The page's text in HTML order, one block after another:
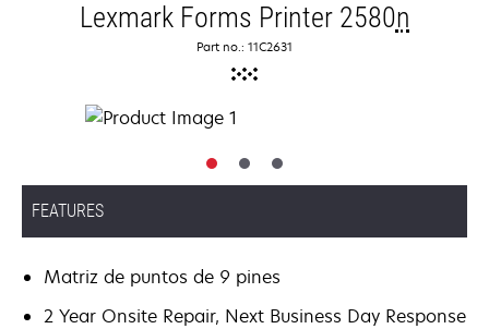
Lexmark Forms Printer 2580n
Part no.: 11C2631
FEATURES
Matriz de puntos de 9 pines
2 Year Onsite Repair, Next Business Day Response